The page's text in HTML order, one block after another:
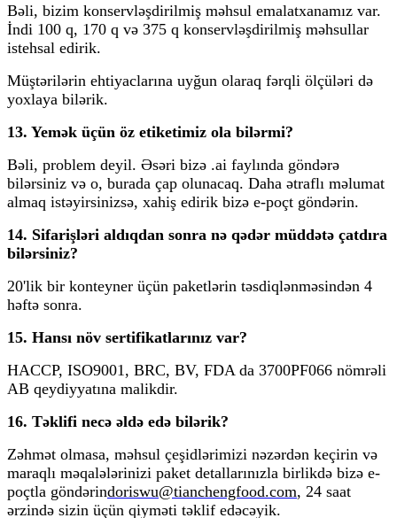
Bəli, bizim konservləşdirilmiş məhsul emalatxanamız var.
İndi 100 q, 170 q və 375 q konservləşdirilmiş məhsullar
istehsal edirik.
Müştərilərin ehtiyaclarına uyğun olaraq fərqli ölçüləri də
yoxlaya bilərik.
13. Yemək üçün öz etiketimiz ola bilərmi?
Bəli, problem deyil. Əsəri bizə .ai faylında göndərə
bilərsiniz və o, burada çap olunacaq. Daha ətraflı məlumat
almaq istəyirsinizsə, xahiş edirik bizə e-poçt göndərin.
14. Sifarişləri aldıqdan sonra nə qədər müddətə çatdıra
bilərsiniz?
20'lik bir konteyner üçün paketlərin təsdiqlənməsindən 4
həftə sonra.
15. Hansı növ sertifikatlarınız var?
HACCP, ISO9001, BRC, BV, FDA da 3700PF066 nömrəli
AB qeydiyyatına malikdir.
16. Təklifi necə əldə edə bilərik?
Zəhmət olmasa, məhsul çeşidlərimizi nəzərdən keçirin və
maraqlı məqalələrinizi paket detallarınızla birlikdə bizə e-
poçtla göndərindoriswu@tianchengfood.com, 24 saat
ərzində sizin üçün qiyməti təklif edəcəyik.